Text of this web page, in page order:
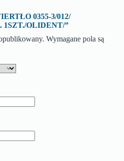
0355-3/012/
OLIDENT/”
Wymagane pola są